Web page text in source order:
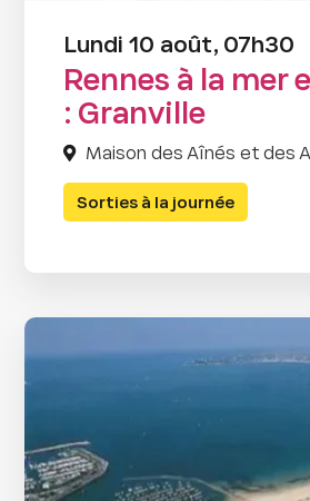
Lundi 10 août, 07h30
Rennes à la mer
: Granville
Maison des Aînés et des
Sorties à la journée